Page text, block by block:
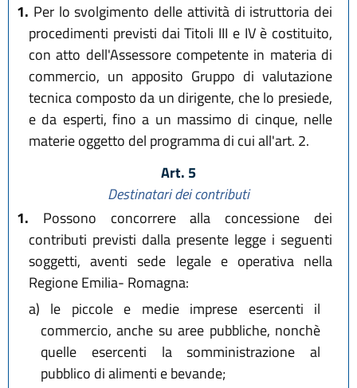
1. Per lo svolgimento delle attività di istruttoria dei
procedimenti previsti dai Titoli III e IV è costituito,
con atto dell'Assessore competente in materia di
commercio, un apposito Gruppo di valutazione
tecnica composto da un dirigente, che lo presiede,
e da esperti, fino a un massimo di cinque, nelle
materie oggetto del programma di cui all'art. 2.
Art. 5
Destinatari dei contributi
1. Possono concorrere alla concessione dei
contributi previsti dalla presente legge i seguenti
soggetti, aventi sede legale e operativa nella
Regione Emilia- Romagna:
a) le piccole e medie imprese esercenti il
commercio, anche su aree pubbliche, nonchè
quelle esercenti la somministrazione al
pubblico di alimenti e bevande;